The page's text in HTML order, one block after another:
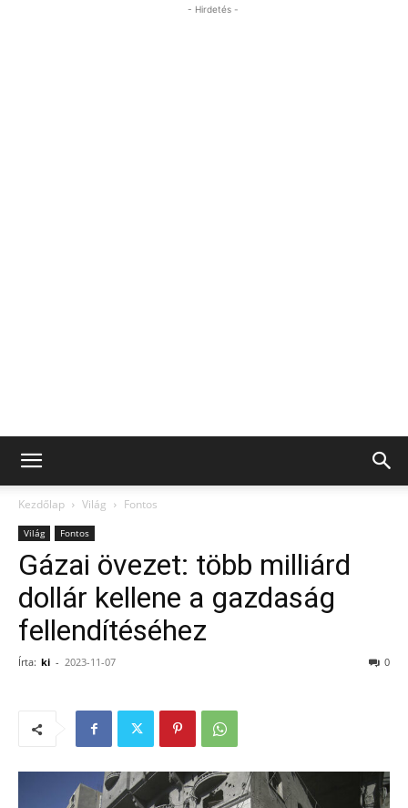
- Hirdetés -
Kezdőlap Világ Fontos
Világ Fontos
Gázai övezet: több milliárd
dollár kellene a gazdaság
fellendítéséhez
Írta: ki - 2023-11-07 0